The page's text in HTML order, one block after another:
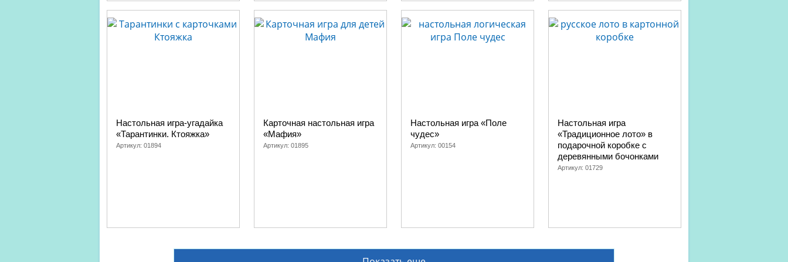
Настольная игра-угадайка
«Тарантинки. Ктояжка»
Артикул: 01894
Карточная настольная игра
«Мафия»
Артикул: 01895
Настольная игра «Поле
чудес»
Артикул: 00154
Настольная игра
«Традиционное лото» в
подарочной коробке с
деревянными бочонками
Артикул: 01729